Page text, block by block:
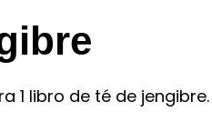
1 libro de té de jengibre.